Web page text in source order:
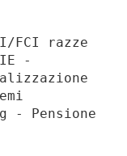
FCI razze
-
- Pensione